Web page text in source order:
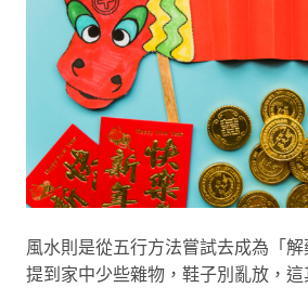
風水則是從五行方法嘗試去成為「
提到家中少些雜物，鞋子別亂放，